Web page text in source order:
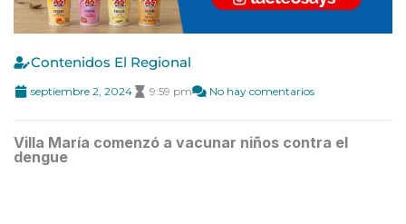
Contenidos El Regional
septiembre 2, 2024 9:59 pm No hay comentarios
Villa María comenzó a vacunar niños contra el
dengue